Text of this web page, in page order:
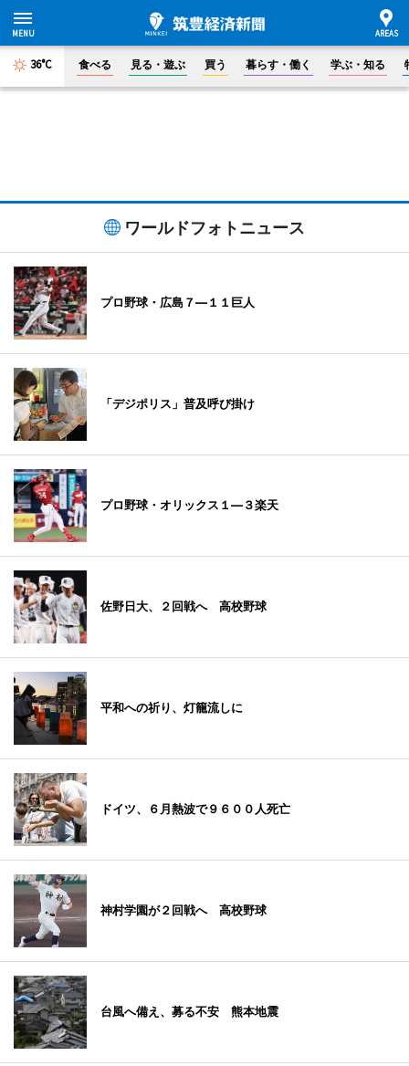
36°C 食べる 見る・遊ぶ 買う 暮らす・働く 学ぶ・知る
ワールドフォトニュース
プロ野球・広島７―１１巨人
「デジポリス」普及呼び掛け
プロ野球・オリックス１―３楽天
佐野日大、２回戦へ 高校野球
平和への祈り、灯籠流しに
ドイツ、６月熱波で９６００人死亡
神村学園が２回戦へ 高校野球
台風へ備え、募る不安 熊本地震